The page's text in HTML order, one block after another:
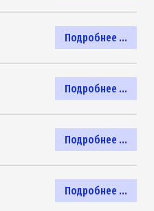
Подробнее ...
Подробнее ...
Подробнее ...
Подробнее ...